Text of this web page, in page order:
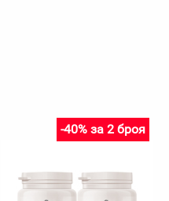
-40% за 2 броя